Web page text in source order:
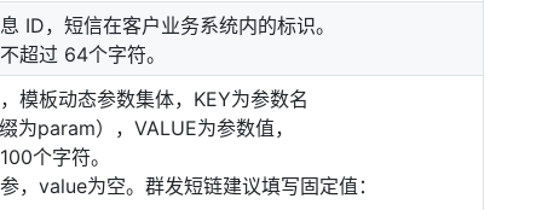
ID，短信在客户业务系统内的标识。
超过 64个字符。
模板动态参数集体，KEY为参数名
缀为param），VALUE为参数值，
个字符。
，value为空。群发短链建议填写固定值：